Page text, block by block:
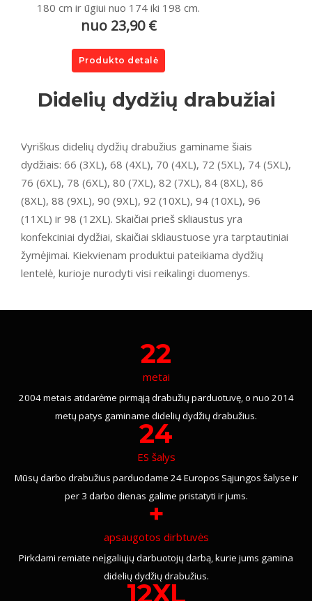
180 cm ir ūgiui nuo 174 iki 198 cm.
nuo 23,90 €
Produkto detalė
Didelių dydžių drabužiai
Vyriškus didelių dydžių drabužius gaminame šiais
dydžiais: 66 (3XL), 68 (4XL), 70 (4XL), 72 (5XL), 74 (5XL),
76 (6XL), 78 (6XL), 80 (7XL), 82 (7XL), 84 (8XL), 86
(8XL), 88 (9XL), 90 (9XL), 92 (10XL), 94 (10XL), 96
(11XL) ir 98 (12XL). Skaičiai prieš skliaustus yra
konfekciniai dydžiai, skaičiai skliaustuose yra tarptautiniai
žymėjimai. Kiekvienam produktui pateikiama dydžių
lentelė, kurioje nurodyti visi reikalingi duomenys.
22
metai
2004 metais atidarėme pirmąją drabužių parduotuvę, o nuo 2014
metų patys gaminame didelių dydžių drabužius.
24
ES šalys
Mūsų darbo drabužius parduodame 24 Europos Sąjungos šalyse ir
per 3 darbo dienas galime pristatyti ir jums.
+
apsaugotos dirbtuvės
Pirkdami remiate neįgaliųjų darbuotojų darbą, kurie jums gamina
didelių dydžių drabužius.
12XL